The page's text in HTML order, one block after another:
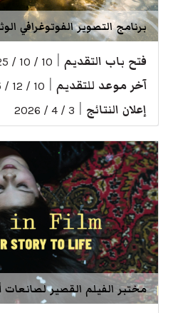
برنامج التصوير الفوتوغرافي
فتح باب التقديم 10 / 10 / 2025
آخر موعد للتقديم 10 / 12 / 2025
إعلان النتائج 3 / 4 / 2026
مختبر الفيلم القصير